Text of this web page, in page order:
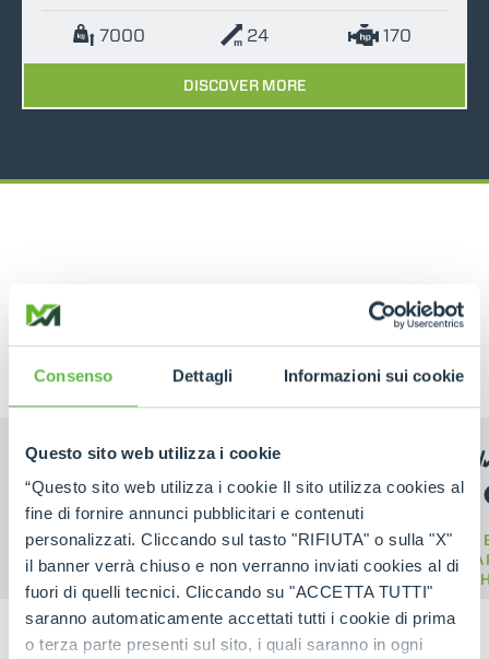
Consenso Dettagli Informazioni sui cookie
Questo sito web utilizza i cookie
“Questo sito web utilizza i cookie Il sito utilizza cookies al
fine di fornire annunci pubblicitari e contenuti
personalizzati. Cliccando sul tasto "RIFIUTA" o sulla "X"
il banner verrà chiuso e non verranno inviati cookies al di
fuori di quelli tecnici. Cliccando su "ACCETTA TUTTI"
saranno automaticamente accettati tutti i cookie di prima
o terza parte presenti sul sito, i quali saranno in ogni
7000 24 170
DISCOVER MORE
Telehandlers
ELECTRIC
TELEHANDLER
COMPACT
TELEHANDLERS